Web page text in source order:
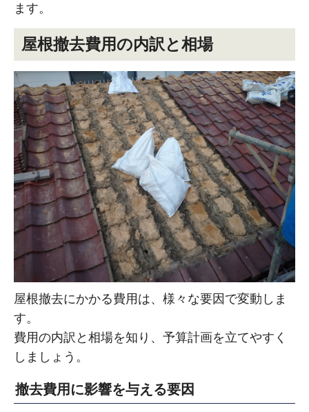
ます。
屋根撤去費用の内訳と相場
屋根撤去にかかる費用は、様々な要因で変動しま
す。
費用の内訳と相場を知り、予算計画を立てやすく
しましょう。
撤去費用に影響を与える要因